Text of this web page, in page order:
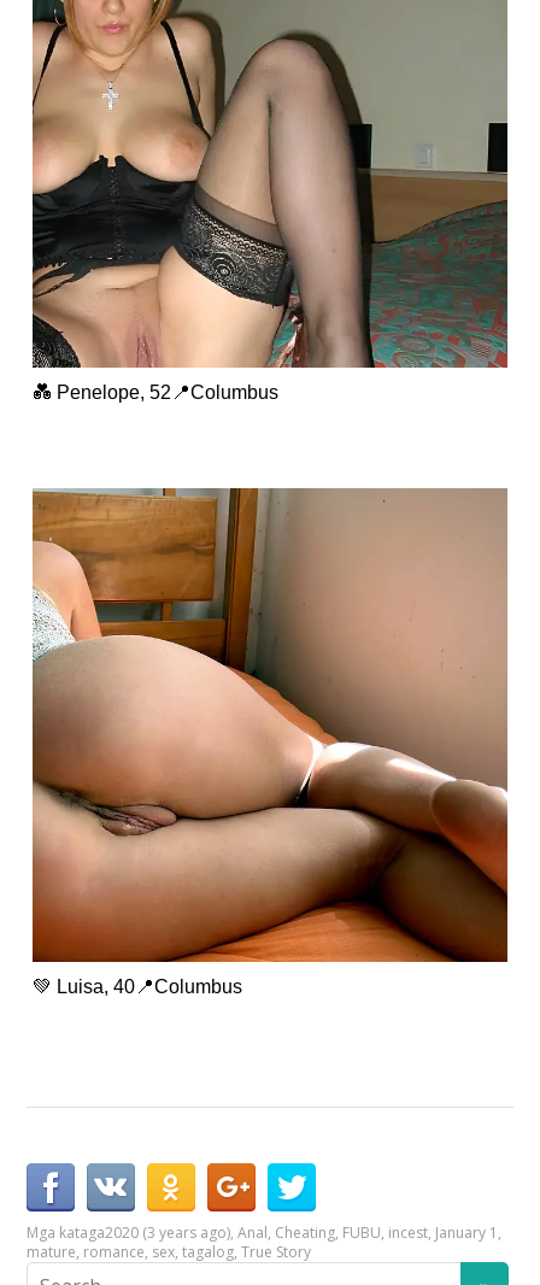
💑 Penelope, 52📍Columbus
💚 Luisa, 40📍Columbus
Mga kataga2020 (3 years ago),Anal, Cheating, FUBU, incest, January 1 ,
mature, romance, sex,tagalog,True Story